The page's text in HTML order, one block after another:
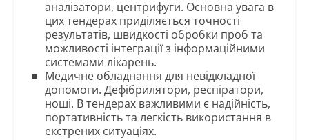
аналізатори, центрифуги. Основна увага в
цих тендерах приділяється точності
результатів, швидкості обробки проб та
можливості інтеграції з інформаційними
системами лікарень.
Медичне обладнання для невідкладної
допомоги. Дефібрилятори, респіратори,
ноші. В тендерах важливими є надійність,
портативність та легкість використання в
екстрених ситуаціях.